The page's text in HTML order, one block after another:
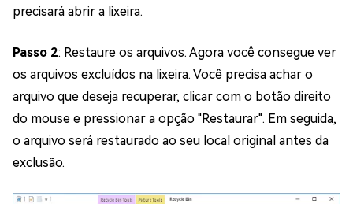
precisará abrir a lixeira.
Passo 2: Restaure os arquivos. Agora você consegue ver
os arquivos excluídos na lixeira. Você precisa achar o
arquivo que deseja recuperar, clicar com o botão direito
do mouse e pressionar a opção "Restaurar". Em seguida,
o arquivo será restaurado ao seu local original antes da
exclusão.